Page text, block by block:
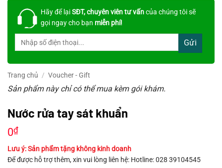
Hãy để lạiSĐT, chuyên viên tư vấncủa chúng tôi sẽ
gọi ngay cho bạn miễn phí!
Trang chủ / Voucher - Gift
Sản phẩm này chỉ có thể mua kèm gói khám.
Nước rửa tay sát khuẩn
0₫
Lưu ý: Sản phẩm tặng không kinh doanh
Để được hỗ trợ thêm, xin vui lòng liên hệ: Hotline: 028 39104545